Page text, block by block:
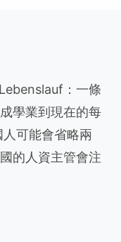
：一條
學業到現在的每
人可能會省略兩
的人資主管會注